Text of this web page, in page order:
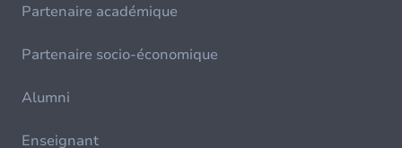
Partenaire académique
Partenaire socio-économique
Alumni
Enseignant